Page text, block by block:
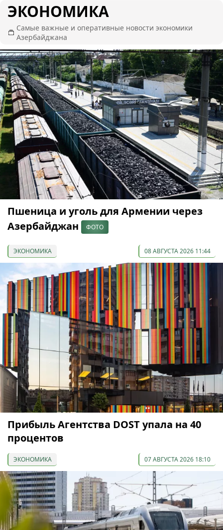
ЭКОНОМИКА
Самые важные и оперативные новости экономики
Азербайджана
Пшеница и уголь для Армении через
Азербайджан
ФОТО
ЭКОНОМИКА 08 АВГУСТА 2026 11:44
Прибыль Агентства DOST упала на 40
процентов
ЭКОНОМИКА 07 АВГУСТА 2026 18:10